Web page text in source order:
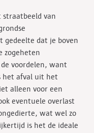
straatbeeld van
gedeelte dat je boven
zogeheten
voordelen, want
het afval uit het
alleen voor een
eventuele overlast
wat wel zo
is het de ideale